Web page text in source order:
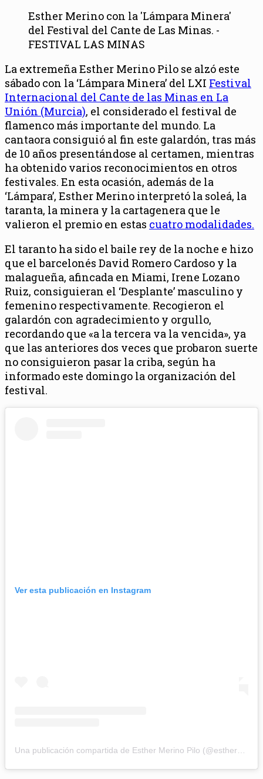
Esther Merino con la 'Lámpara Minera'
del Festival del Cante de Las Minas. -
FESTIVAL LAS MINAS
La extremeña Esther Merino Pilo se alzó este
sábado con la ‘Lámpara Minera’ del LXI Festival
Internacional del Cante de las Minas en La
Unión (Murcia), el considerado el festival de
flamenco más importante del mundo. La
cantaora consiguió al fin este galardón, tras más
de 10 años presentándose al certamen, mientras
ha obtenido varios reconocimientos en otros
festivales. En esta ocasión, además de la
‘Lámpara’, Esther Merino interpretó la soleá, la
taranta, la minera y la cartagenera que le
valieron el premio en estas cuatro modalidades.
El taranto ha sido el baile rey de la noche e hizo
que el barcelonés David Romero Cardoso y la
malagueña, afincada en Miami, Irene Lozano
Ruiz, consiguieran el ‘Desplante’ masculino y
femenino respectivamente. Recogieron el
galardón con agradecimiento y orgullo,
recordando que «a la tercera va la vencida», ya
que las anteriores dos veces que probaron suerte
no consiguieron pasar la criba, según ha
informado este domingo la organización del
festival.
Ver esta publicación en Instagram
Una publicación compartida de Esther Merino Pilo (@esthermerino_cantaora)